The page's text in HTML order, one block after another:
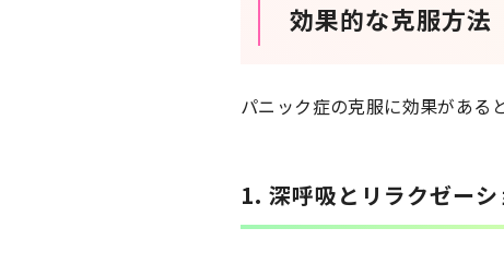
効果的な克服方法
パニック症の克服に効果がある
1. 深呼吸とリラクゼーシ